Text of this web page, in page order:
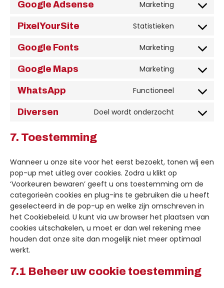
Google Adsense Marketing
PixelYourSite Statistieken
Google Fonts Marketing
Google Maps Marketing
WhatsApp Functioneel
Diversen Doel wordt onderzocht
7. Toestemming
Wanneer u onze site voor het eerst bezoekt, tonen wij een
pop-up met uitleg over cookies. Zodra u klikt op
‘Voorkeuren bewaren’ geeft u ons toestemming om de
categorieën cookies en plug-ins te gebruiken die u heeft
geselecteerd in de pop-up en welke zijn omschreven in
het Cookiebeleid. U kunt via uw browser het plaatsen van
cookies uitschakelen, u moet er dan wel rekening mee
houden dat onze site dan mogelijk niet meer optimaal
werkt.
7.1 Beheer uw cookie toestemming